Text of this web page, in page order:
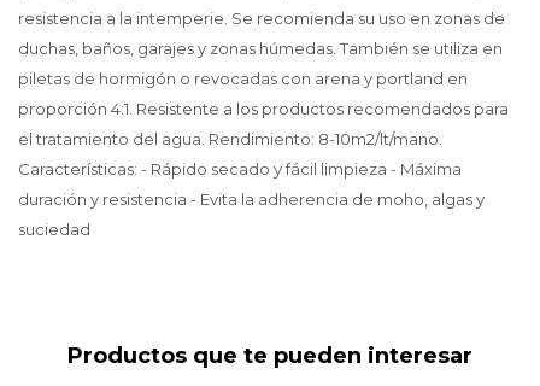
resistencia a la intemperie. Se recomienda su uso en zonas de
duchas, baños, garajes y zonas húmedas. También se utiliza en
piletas de hormigón o revocadas con arena y portland en
proporción 4:1. Resistente a los productos recomendados para
el tratamiento del agua. Rendimiento: 8-10m2/lt/mano.
Características: - Rápido secado y fácil limpieza - Máxima
duración y resistencia - Evita la adherencia de moho, algas y
suciedad
Productos que te pueden interesar